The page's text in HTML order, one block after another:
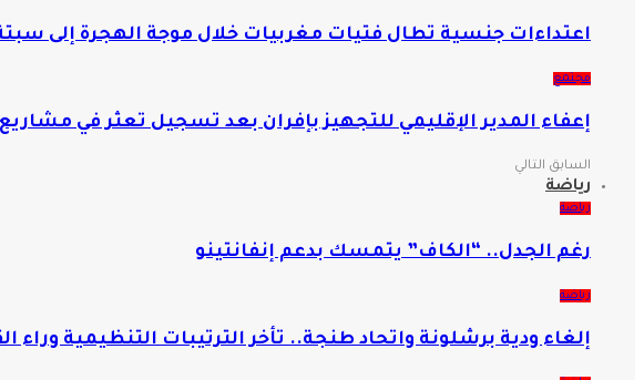
اعتداءات جنسية تطال فتيات مغربيات خلال موجة الهجرة إلى
مجتمع
إعفاء المدير الإقليمي للتجهيز بإفران بعد تسجيل تعثر في
السابق التالي
رياضة
رياضة
رغم الجدل.. “الكاف” يتمسك بدعم إنفانتينو
رياضة
إلغاء ودية برشلونة واتحاد طنجة.. تأخر الترتيبات التنظيمية وراء